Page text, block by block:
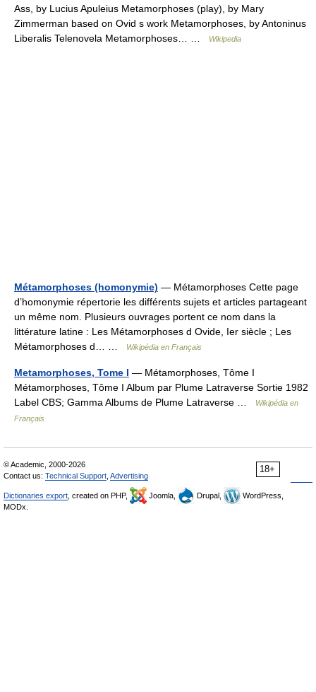
Ass, by Lucius Apuleius Metamorphoses (play), by Mary
Zimmerman based on Ovid s work Metamorphoses, by Antoninus
Liberalis Telenovela Metamorphoses… …
Wikipedia
Métamorphoses (homonymie) — Métamorphoses Cette page
d’homonymie répertorie les différents sujets et articles partageant
un même nom. Plusieurs ouvrages portent ce nom dans la
littérature latine : Les Métamorphoses d Ovide, Ier siècle ; Les
Métamorphoses d… …
Wikipédia en Français
Metamorphoses, Tome I — Métamorphoses, Tôme I
Métamorphoses, Tôme I Album par Plume Latraverse Sortie 1982
Label CBS; Gamma Albums de Plume Latraverse …
Wikipédia en
Français
18+
© Academic, 2000-2026
Contact us: Technical Support Advertising
Dictionaries export , created on PHP, Joomla, Drupal,
WordPress,
MODx.